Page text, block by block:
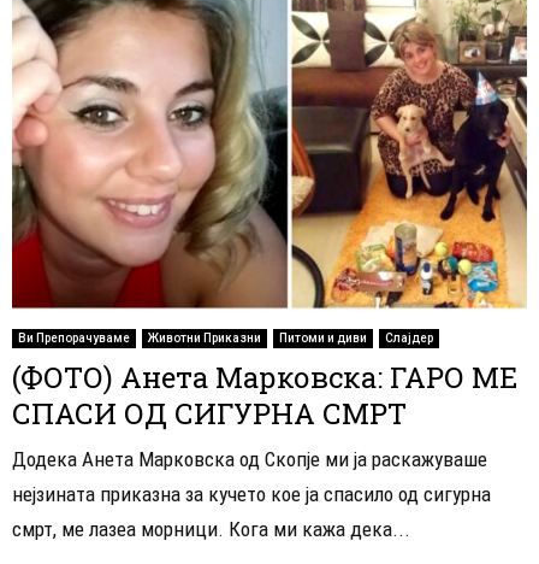
Ви Препорачуваме Животни Приказни Питоми и диви Слајдер
(ФОТО) Анета Марковска: ГАРО МЕ
СПАСИ ОД СИГУРНА СМРТ
Додека Анета Марковска од Скопје ми ја раскажуваше
нејзината приказна за кучето кое ја спасило од сигурна
смрт, ме лазеа морници. Кога ми кажа дека...